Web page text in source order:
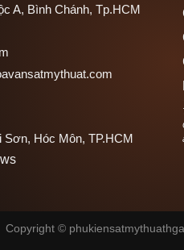
A, Bình Chánh, Tp.HCM
Sơn, Hóc Môn, TP.HCM
Copyright ©